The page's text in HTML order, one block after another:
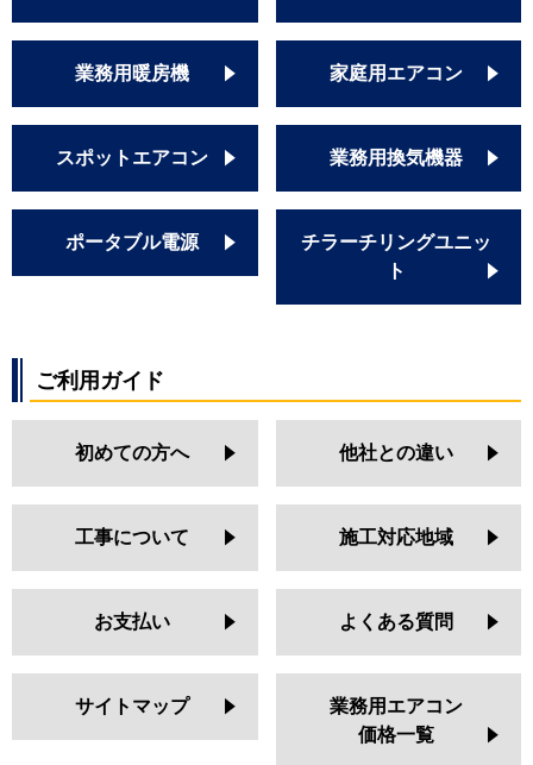
業務用暖房機 家庭用エアコン
スポットエアコン 業務用換気機器
ポータブル電源
チラーチリングユニッ
ト
ご利用ガイド
初めての方へ 他社との違い
工事について 施工対応地域
お支払い よくある質問
サイトマップ
業務用エアコン
価格一覧